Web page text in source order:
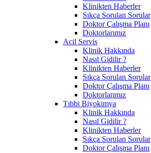
Klinikten Haberler
Sıkça Sorulan Sorular
Doktor Çalışma Planı
Doktorlarımız
Acil Servis
Klinik Hakkında
Nasıl Gidilir ?
Klinikten Haberler
Sıkça Sorulan Sorular
Doktor Çalışma Planı
Doktorlarımız
Tıbbi Biyokimya
Klinik Hakkında
Nasıl Gidilir ?
Klinikten Haberler
Sıkça Sorulan Sorular
Doktor Çalışma Planı